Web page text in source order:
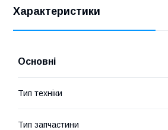
Характеристики
Основні
Тип техніки
Тип запчастини